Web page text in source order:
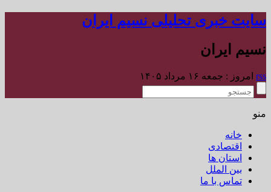
سایت خبری تحلیلی نسیم ایران
نسیم ایران
rss امروز : جمعه ۱۶ مرداد ۱۴۰۵
منو
خانه
اقتصادی
استان ها
بین الملل
تماس با ما